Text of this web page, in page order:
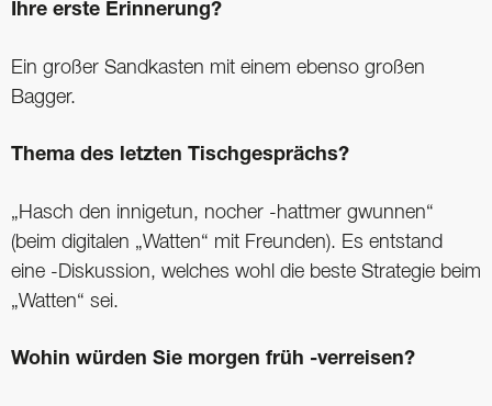
Ihre erste Erinnerung?
Ein großer Sandkasten mit einem ebenso großen
Bagger.
Thema des letzten Tischgesprächs?
„Hasch den innigetun, nocher -hattmer gwunnen“
(beim digitalen „Watten“ mit Freunden). Es entstand
eine -Diskussion, welches wohl die beste Strategie beim
„Watten“ sei.
Wohin würden Sie morgen früh -verreisen?